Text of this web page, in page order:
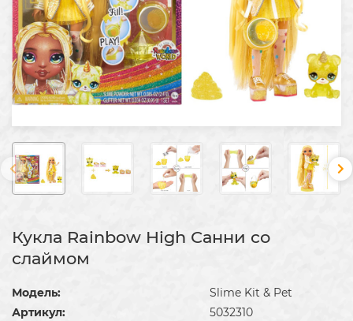
Кукла Rainbow High Санни со
слаймом
Модель:
Slime Kit & Pet
Артикул:
5032310